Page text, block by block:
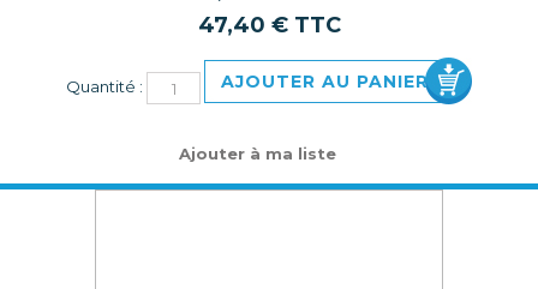
47,40 € TTC
Quantité : AJOUTER AU PANIER
Ajouter à ma liste